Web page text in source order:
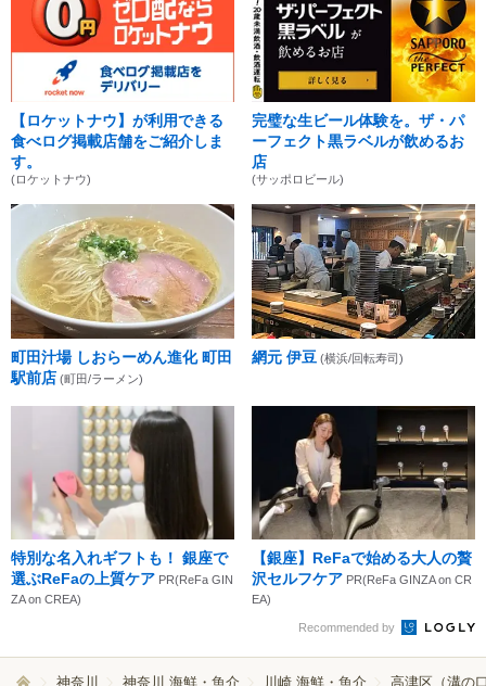
【ロケットナウ】が利用できる
食べログ掲載店舗をご紹介しま
す。
(ロケットナウ)
完璧な生ビール体験を。ザ・パ
ーフェクト黒ラベルが飲めるお
店
(サッポロビール)
町田汁場 しおらーめん進化 町田
駅前店 (町田/ラーメン)
網元 伊豆 (横浜/回転寿司)
特別な名入れギフトも！ 銀座で
選ぶReFaの上質ケア PR(ReFa GIN
ZA on CREA)
【銀座】ReFaで始める大人の贅
沢セルフケア PR(ReFa GINZA on CR
EA)
Recommended by
神奈川 神奈川 海鮮・魚介 川崎 海鮮・魚介 高津区（溝の